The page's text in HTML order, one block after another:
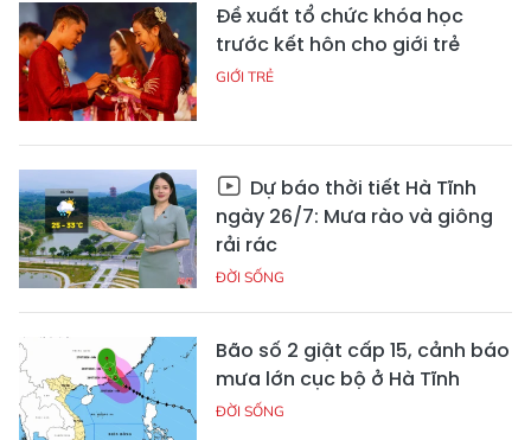
Đề xuất tổ chức khóa học
trước kết hôn cho giới trẻ
GIỚI TRẺ
Dự báo thời tiết Hà Tĩnh
ngày 26/7: Mưa rào và giông
rải rác
ĐỜI SỐNG
Bão số 2 giật cấp 15, cảnh báo
mưa lớn cục bộ ở Hà Tĩnh
ĐỜI SỐNG